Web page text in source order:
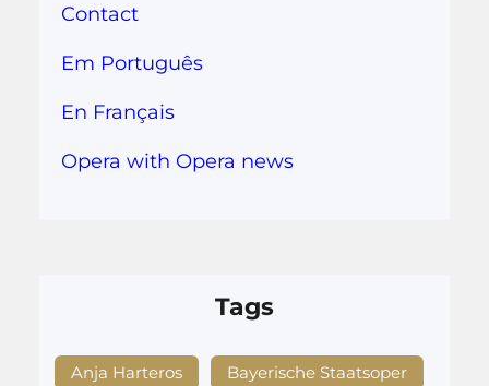
Contact
Em Português
En Français
Opera with Opera news
Tags
Anja Harteros Bayerische Staatsoper